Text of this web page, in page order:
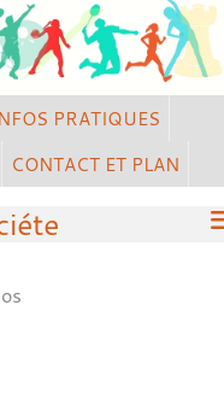
PRATIQUES
CONTACT ET PLAN